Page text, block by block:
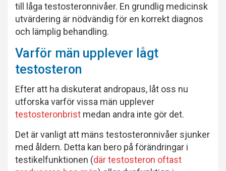
till låga testosteronnivåer. En grundlig medicinsk
utvärdering är nödvändig för en korrekt diagnos
och lämplig behandling.
Varför män upplever lågt
testosteron
Efter att ha diskuterat andropaus, låt oss nu
utforska varför vissa män upplever
testosteronbrist medan andra inte gör det.
Det är vanligt att mäns testosteronnivåer sjunker
med åldern. Detta kan bero på förändringar i
testikelfunktionen (där testosteron oftast